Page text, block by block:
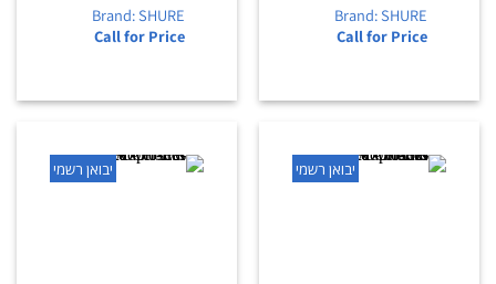
Brand: SHURE
Call for Price
Brand: SHURE
Call for Price
יבואן רשמי יבואן רשמי